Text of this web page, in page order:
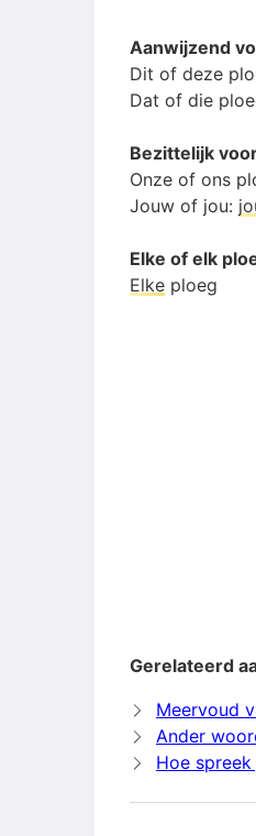
Aanwijzend
Dit of deze
Dat of die
Bezittelijk
Onze of ons
Jouw of jou:
Elke of elk
Elke ploeg
Gerelateerd
Meervoud
Ander
Hoe